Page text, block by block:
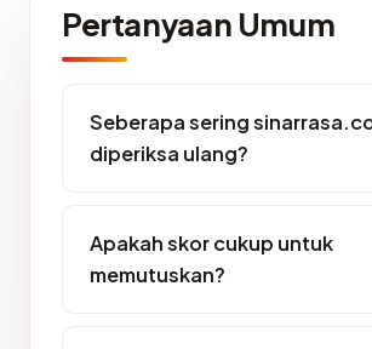
Pertanyaan Umum
Seberapa sering
diperiksa ulang?
Apakah skor cukup untuk
memutuskan?